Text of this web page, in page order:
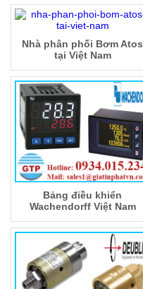
Nhà phân phối Bơm Atos
tại Việt Nam
Bảng điều khiển
Wachendorff Việt Nam